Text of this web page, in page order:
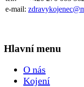
e-mail:
Hlavní menu
O nás
Kojení